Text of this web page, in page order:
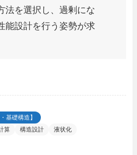
法を選択し、過剰にな
能設計を行う姿勢が求
・基礎構造】
算 構造設計 液状化